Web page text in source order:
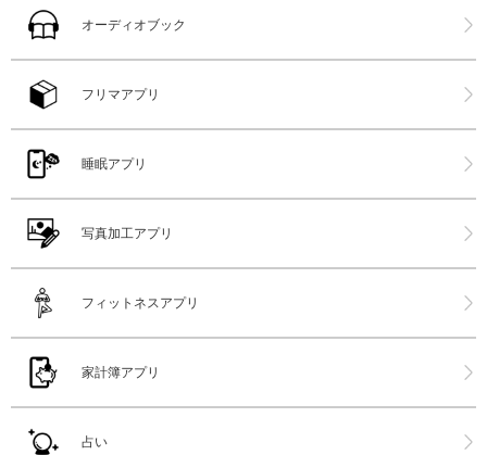
オーディオブック
フリマアプリ
睡眠アプリ
写真加工アプリ
フィットネスアプリ
家計簿アプリ
占い